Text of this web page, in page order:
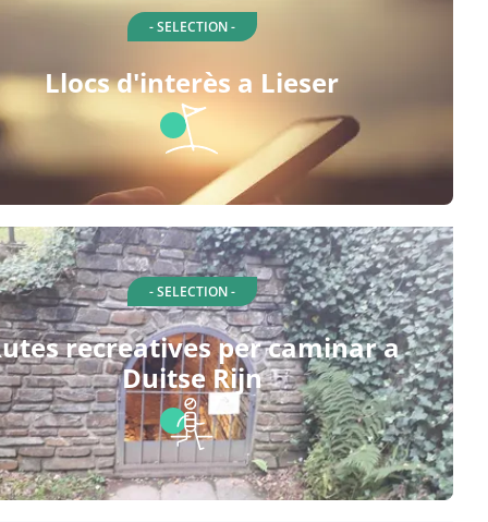
- SELECTION -
Llocs d'interès a Lieser
- SELECTION -
recreatives per caminar a
Duitse Rijn